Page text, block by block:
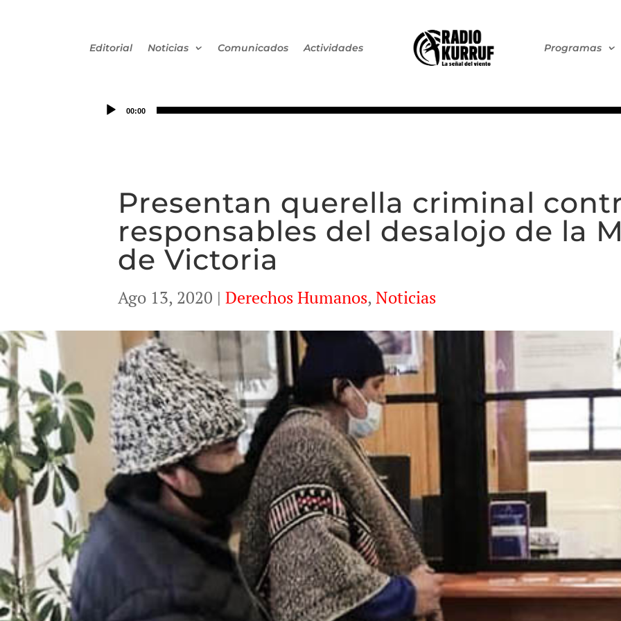
Editorial Noticias Comunicados Actividades Programas
00:00
Presentan querella criminal
responsables del desalojo de la
de Victoria
Ago 13, 2020 |Derechos Humanos,Noticias